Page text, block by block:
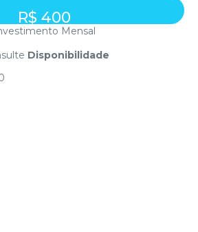
R$ 400
Mensal
Disponibilidade